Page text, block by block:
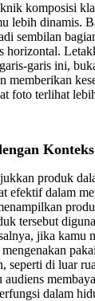
komposisi
lebih dinamis.
sembilan
horizontal.
garis ini,
memberikan
foto terlihat
produk
efektif dalam
tersebut
jika kamu
seperti di luar
audiens
dalam